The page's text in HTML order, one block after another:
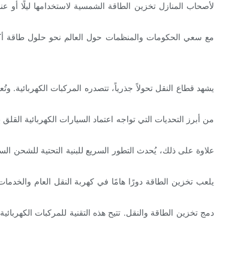
مع سعي الحكومات والمنظمات حول العالم نحو حلول طاقة
يشهد قطاع النقل تحولاً جذرياً، تتصدره المركبات الكهربائية.
من أبرز التحديات التي تواجه اعتماد السيارات الكهربائية
علاوة على ذلك، يُحدث التطور السريع للبنية التحتية
يلعب تخزين الطاقة دورًا هامًا في كهربة النقل العام